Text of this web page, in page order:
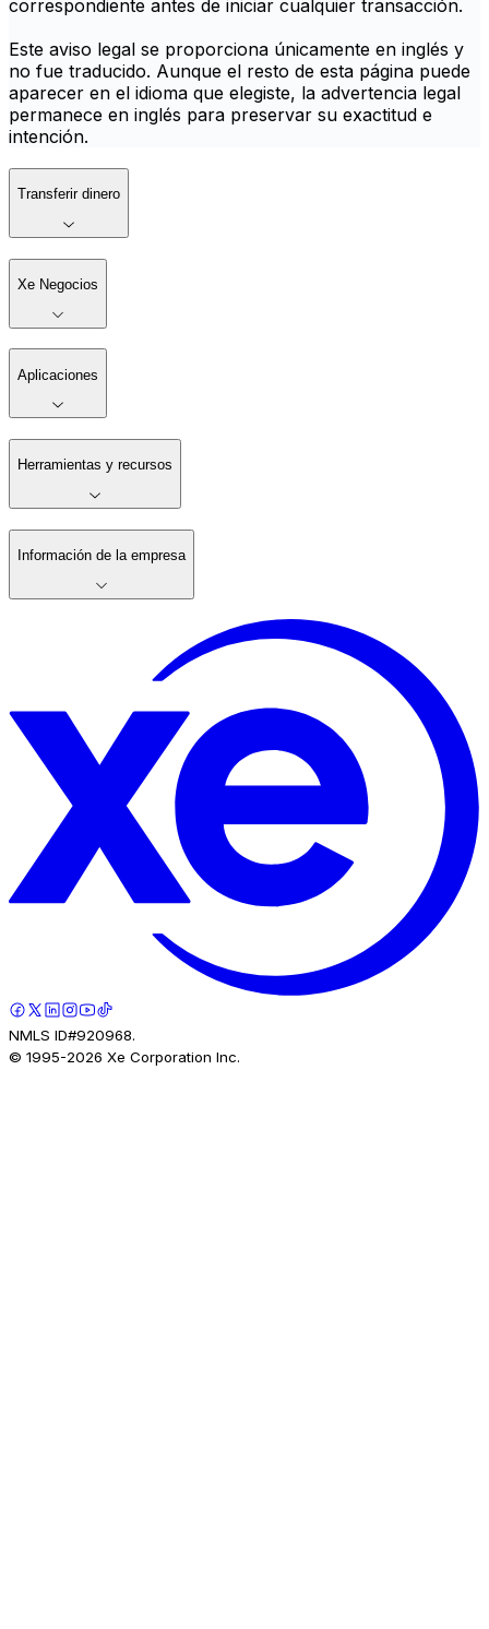
correspondiente antes de iniciar cualquier transacción.
Este aviso legal se proporciona únicamente en inglés y
no fue traducido. Aunque el resto de esta página puede
aparecer en el idioma que elegiste, la advertencia legal
permanece en inglés para preservar su exactitud e
intención.
Transferir dinero
Xe Negocios
Aplicaciones
Herramientas y recursos
Información de la empresa
NMLS ID#920968.
© 1995-2026 Xe Corporation Inc.